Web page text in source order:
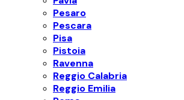
Pesaro
Pescara
Pisa
Pistoia
Ravenna
Reggio Calabria
Reggio Emilia